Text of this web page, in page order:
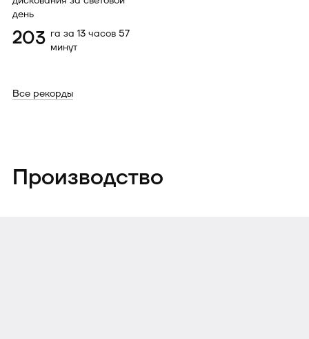
день
203 га за 13 часов 57
минут
Все рекорды
Производство